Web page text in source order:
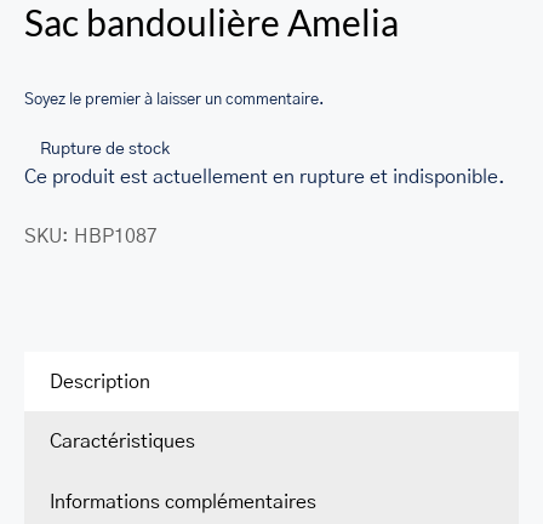
LEATHER TOILETRY BAG COLLECTION
BUSINESS CARD HOLDER FOR MEN & WOMEN
LEATHER COIN PURSE
SOLDE
Sac bandoulière Amelia
Soyez le premier à laisser un commentaire.
Rupture de stock
Ce produit est actuellement en rupture et indisponible.
SKU: HBP1087
Description
Caractéristiques
Informations complémentaires